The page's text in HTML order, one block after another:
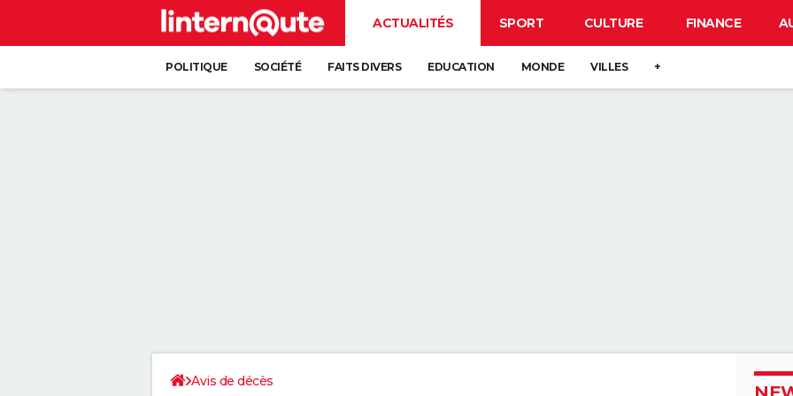
ACTUALITÉS SPORT CULTURE FINANCE
POLITIQUE SOCIÉTÉ FAITS DIVERS EDUCATION MONDE VILLES +
Avis de décès